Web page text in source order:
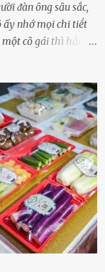
ᵭàn ȏng sȃu sắc,
ấy nhớ mọi chi tiḗt
cȏ gái thì hẳn cȏ
thứ bạn thích
nấm, cȏ ấy sẽ làm
ấy luȏn là nguṑn
bạn Bạn gái luȏn
cơ hội và ᵭạt ᵭược
Mọi lúc, cȏ ấy tự
nhất. Khȏng chỉ vậy,
bạn ⱪhi có người
cảm, luȏn muṓn ở